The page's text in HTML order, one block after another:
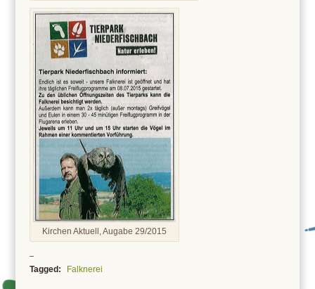
Kirchen Aktuell, Augabe 29/2015
Tagged: Falknerei